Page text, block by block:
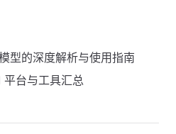
型的深度解析与使用指南
台与工具汇总